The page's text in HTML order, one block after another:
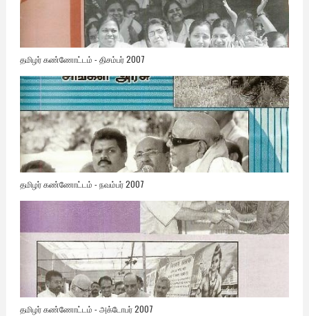
தமிழர் கண்ணோட்டம் - திசம்பர் 2007
தமிழர் கண்ணோட்டம் - நவம்பர் 2007
தமிழர் கண்ணோட்டம் - அக்டோபர் 2007